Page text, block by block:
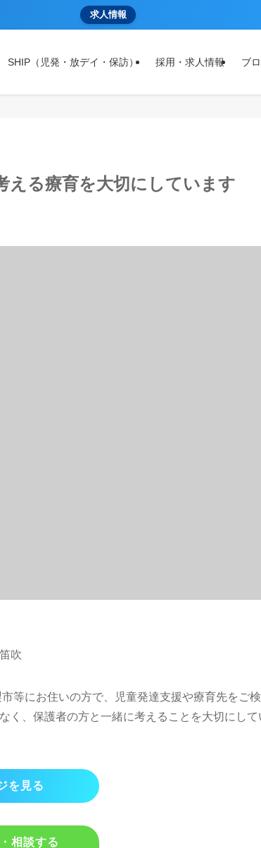
求人情報
SHIP（児発・放デイ・保訪） 採用・求人情報 ブ
える療育を大切にしています
吹
等にお住いの方で、児童発達支援や療育先をご
く、保護者の方と一緒に考えることを大切にして
を見る
相談する